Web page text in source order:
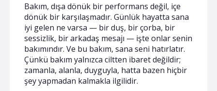
Bakım, dışa dönük bir performans değil, içe
dönük bir karşılaşmadır. Günlük hayatta sana
iyi gelen ne varsa — bir duş, bir çorba, bir
sessizlik, bir arkadaş mesajı — işte onlar senin
bakımındır. Ve bu bakım, sana seni hatırlatır.
Çünkü bakım yalnızca ciltten ibaret değildir;
zamanla, alanla, duyguyla, hatta bazen hiçbir
şey yapmadan kalmakla ilgilidir.